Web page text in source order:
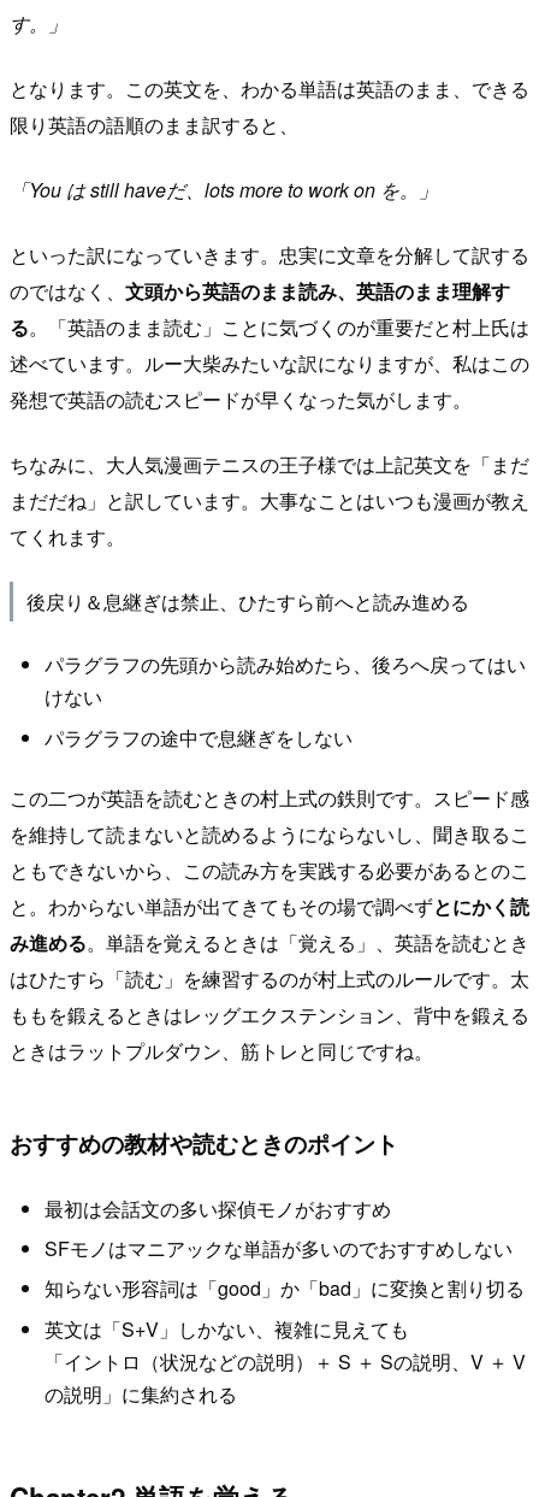
す。」
となります。この英文を、わかる単語は英語のまま、できる
限り英語の語順のまま訳すると、
「You は still haveだ、lots more to work on を。」
といった訳になっていきます。忠実に文章を分解して訳する
のではなく、 文頭から英語のまま読み、英語のまま理解す
る。「英語のまま読む」ことに気づくのが重要だと村上氏は
述べています。ルー大柴みたいな訳になりますが、私はこの
発想で英語の読むスピードが早くなった気がします。
ちなみに、大人気漫画テニスの王子様では上記英文を「まだ
まだだね」と訳しています。大事なことはいつも漫画が教え
てくれます。
後戻り＆息継ぎは禁止、ひたすら前へと読み進める
パラグラフの先頭から読み始めたら、後ろへ戻ってはい
けない
パラグラフの途中で息継ぎをしない
この二つが英語を読むときの村上式の鉄則です。スピード感
を維持して読まないと読めるようにならないし、聞き取るこ
ともできないから、この読み方を実践する必要があるとのこ
と。わからない単語が出てきてもその場で調べずとにかく読
み進める。単語を覚えるときは「覚える」、英語を読むとき
はひたすら「読む」を練習するのが村上式のルールです。太
ももを鍛えるときはレッグエクステンション、背中を鍛える
ときはラットプルダウン、筋トレと同じですね。
おすすめの教材や読むときのポイント
最初は会話文の多い探偵モノがおすすめ
SFモノはマニアックな単語が多いのでおすすめしない
知らない形容詞は「good」か「bad」に変換と割り切る
英文は「S+V」しかない、複雑に見えても
「イントロ（状況などの説明）＋ S ＋ Sの説明、V ＋ V
の説明」に集約される